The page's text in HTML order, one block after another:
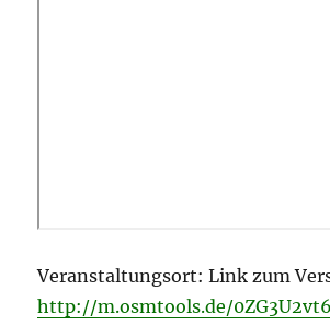
Veranstaltungsort: Link zum
http://m.osmtools.de/